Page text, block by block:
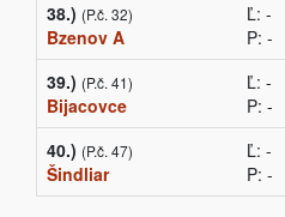
38.) (P.č. 32)
Bzenov A
Ľ: -
P: -
39.) (P.č. 41)
Bijacovce
Ľ: -
P: -
40.) (P.č. 47)
Šindliar
Ľ: -
P: -